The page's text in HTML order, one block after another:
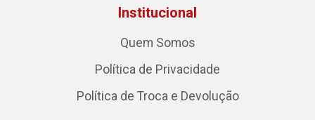
Institucional
Quem Somos
Política de Privacidade
Política de Troca e Devolução